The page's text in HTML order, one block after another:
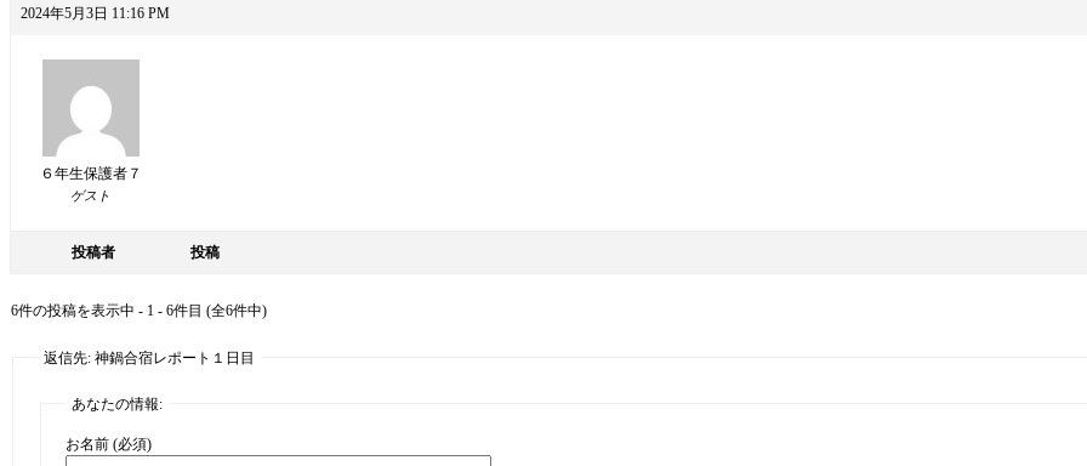
2024年5月3日 11:16 PM
６年生保護者７
ゲスト
投稿者 投稿
6件の投稿を表示中 - 1 - 6件目 (全6件中)
返信先: 神鍋合宿レポート１日目
あなたの情報:
お名前 (必須)